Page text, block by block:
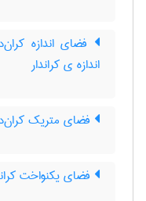
فضای اندازه
اندازه ی کراندار
فضای متریک
فضای یکنواخت